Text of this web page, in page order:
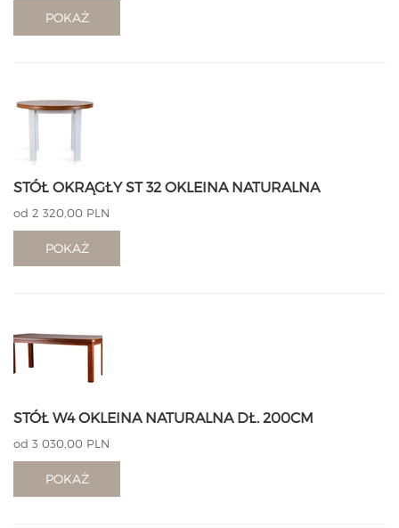
POKAŻ
STÓŁ OKRĄGŁY ST 32 OKLEINA NATURALNA
od 2 320,00 PLN
POKAŻ
STÓŁ W4 OKLEINA NATURALNA DŁ. 200CM
od 3 030,00 PLN
POKAŻ